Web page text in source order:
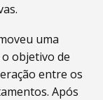
uma
objetivo de
entre os
Após